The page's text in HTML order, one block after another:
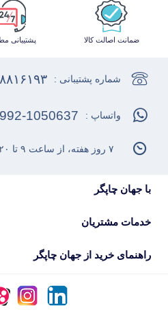
ضمانت اصالت کالا پشتیبانی
با جهان چاپگر
خدمات مشتریان
راهنمای خرید از جهان چاپگر
شماره پشتیبانی : ۸۸۸۱۶۱۹۳ -
واتساپ : 1050637
۷ روز هفته، از ساعت ۹ تا ۲۰ پاسخگوی شما هستیم